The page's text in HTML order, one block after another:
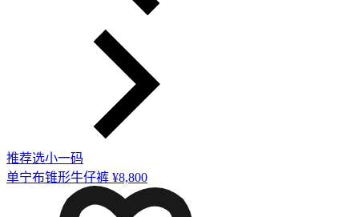
推荐选小一码
单宁布锥形牛仔裤 ¥8,800